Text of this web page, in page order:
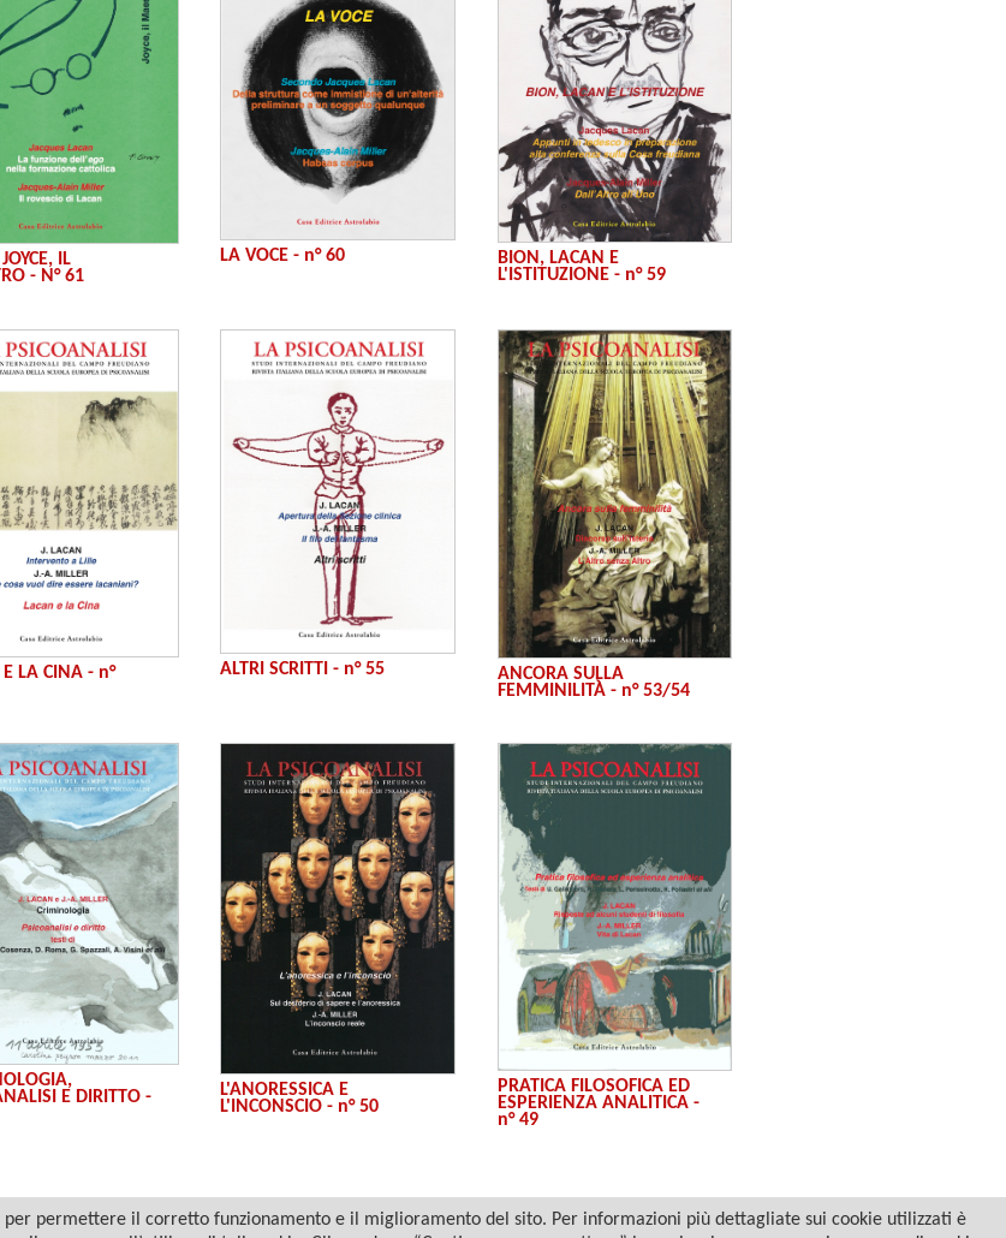
IL
- N° 61
LA VOCE - n° 60
BION, LACAN E
L'ISTITUZIONE - n° 59
E LA CINA - n°
ALTRI SCRITTI - n° 55
ANCORA SULLA
FEMMINILITÀ - n° 53/54
E DIRITTO -
L'ANORESSICA E
L'INCONSCIO - n° 50
PRATICA FILOSOFICA ED
ESPERIENZA ANALITICA -
n° 49
permettere il corretto funzionamento e il miglioramento del sito. Per informazioni più dettagliate sui cookie utilizzati è